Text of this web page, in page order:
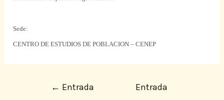
Sede:
CENTRO DE ESTUDIOS DE POBLACION – CENEP
← Entrada
Entrada